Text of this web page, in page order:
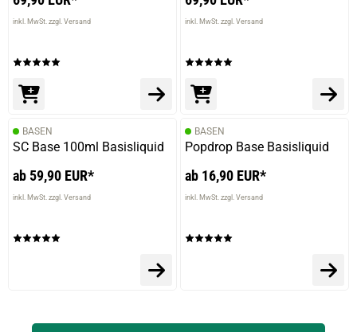
inkl. MwSt. zzgl. Versand inkl. MwSt. zzgl. Versand
BASEN
SC Base 100ml Basisliquid
ab 59,90 EUR*
inkl. MwSt. zzgl. Versand
BASEN
Popdrop Base Basisliquid
ab 16,90 EUR*
inkl. MwSt. zzgl. Versand